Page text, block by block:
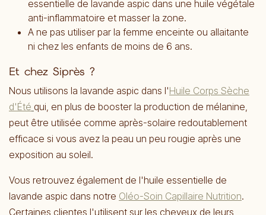
essentielle de lavande aspic dans une huile végétale
anti-inflammatoire et masser la zone.
A ne pas utiliser par la femme enceinte ou allaitante
ni chez les enfants de moins de 6 ans.
Et chez Siprès ?
Nous utilisons la lavande aspic dans l'Huile Corps Sèche
d'Été qui, en plus de booster la production de mélanine,
peut être utilisée comme après-solaire redoutablement
efficace si vous avez la peau un peu rougie après une
exposition au soleil.
Vous retrouvez également de l'huile essentielle de
lavande aspic dans notre Oléo-Soin Capillaire Nutrition.
Certaines clientes l'utilisent sur les cheveux de leurs